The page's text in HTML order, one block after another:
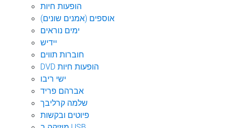
הופעות חיות
אוספים (אמנים שונים)
ימים נוראים
יידיש
חוברות תווים
DVD הופעות חיות
ישי ריבו
אברהם פריד
שלמה קרליבך
פיוטים ובקשות